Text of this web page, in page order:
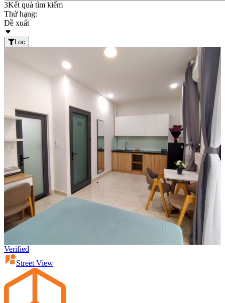
3Kết quả tìm kiếm
Thứ hạng:
Đề xuất
Lọc
Verified
Street View